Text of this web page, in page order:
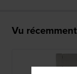
Vu récemment